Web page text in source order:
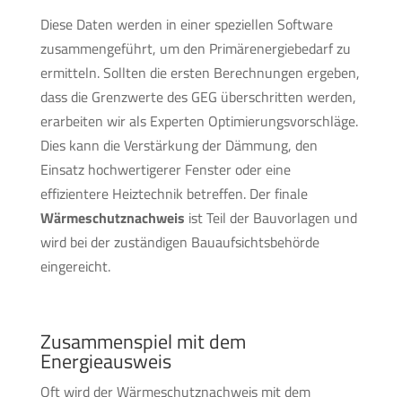
Diese Daten werden in einer speziellen Software
zusammengeführt, um den Primärenergiebedarf zu
ermitteln. Sollten die ersten Berechnungen ergeben,
dass die Grenzwerte des GEG überschritten werden,
erarbeiten wir als Experten Optimierungsvorschläge.
Dies kann die Verstärkung der Dämmung, den
Einsatz hochwertigerer Fenster oder eine
effizientere Heiztechnik betreffen. Der finale
Wärmeschutznachweis ist Teil der Bauvorlagen und
wird bei der zuständigen Bauaufsichtsbehörde
eingereicht.
Zusammenspiel mit dem
Energieausweis
Oft wird der Wärmeschutznachweis mit dem